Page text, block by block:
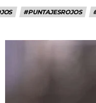
#PUNTAJESROJOS